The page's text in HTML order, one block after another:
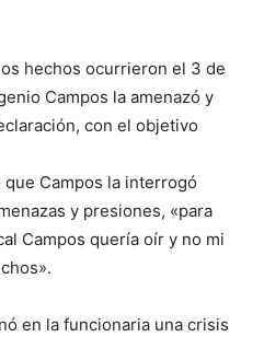
hechos ocurrieron el 3 de
Campos la amenazó y
con el objetivo
Campos la interrogó
y presiones, «para
Campos quería oír y no mi
en la funcionaria una crisis